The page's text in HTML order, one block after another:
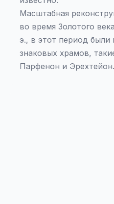
Масштабная
во время Золотого
э., в этот период были
знаковых храмов,
Парфенон и Эрехтейон.